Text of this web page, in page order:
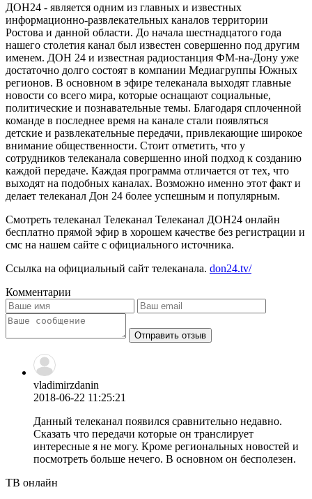
ДОН24 - является одним из главных и известных
информационно-развлекательных каналов территории
Ростова и данной области. До начала шестнадцатого года
нашего столетия канал был известен совершенно под другим
именем. ДОН 24 и известная радиостанция ФМ-на-Дону уже
достаточно долго состоят в компании Медиагруппы Южных
регионов. В основном в эфире телеканала выходят главные
новости со всего мира, которые оснащают социальные,
политические и познавательные темы. Благодаря сплоченной
команде в последнее время на канале стали появляться
детские и развлекательные передачи, привлекающие широкое
внимание общественности. Стоит отметить, что у
сотрудников телеканала совершенно иной подход к созданию
каждой передаче. Каждая программа отличается от тех, что
выходят на подобных каналах. Возможно именно этот факт и
делает телеканал Дон 24 более успешным и популярным.
Смотреть телеканал Телеканал Телеканал ДОН24 онлайн
бесплатно прямой эфир в хорошем качестве без регистрации и
смс на нашем сайте с официального источника.
Ссылка на официальный сайт телеканала. don24.tv/
Комментарии
Отправить отзыв
vladimirzdanin
2018-06-22 11:25:21
Данный телеканал появился сравнительно недавно.
Сказать что передачи которые он транслирует
интересные я не могу. Кроме региональных новостей и
посмотреть больше нечего. В основном он бесполезен.
ТВ онлайн